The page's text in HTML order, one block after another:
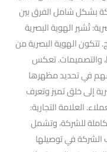
بشكل شامل الفرق بين
تُشير الهوية البصرية
تتكون الهوية البصرية من
والتصميمات. تعكس
في تحديد مظهرها
إلى خلق تميز وتعرف
العلامة التجارية:
للشركة، وتشمل
الشركة في توصيلها